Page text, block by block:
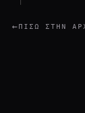
←ΠΊΣΩ ΣΤΗΝ